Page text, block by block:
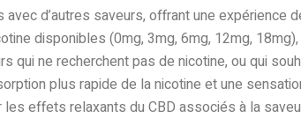
d’autres saveurs, offrant une expérience
disponibles (0mg, 3mg, 6mg, 12mg,
qui ne recherchent pas de nicotine, ou qui
plus rapide de la nicotine et une
les effets relaxants du CBD associés à la